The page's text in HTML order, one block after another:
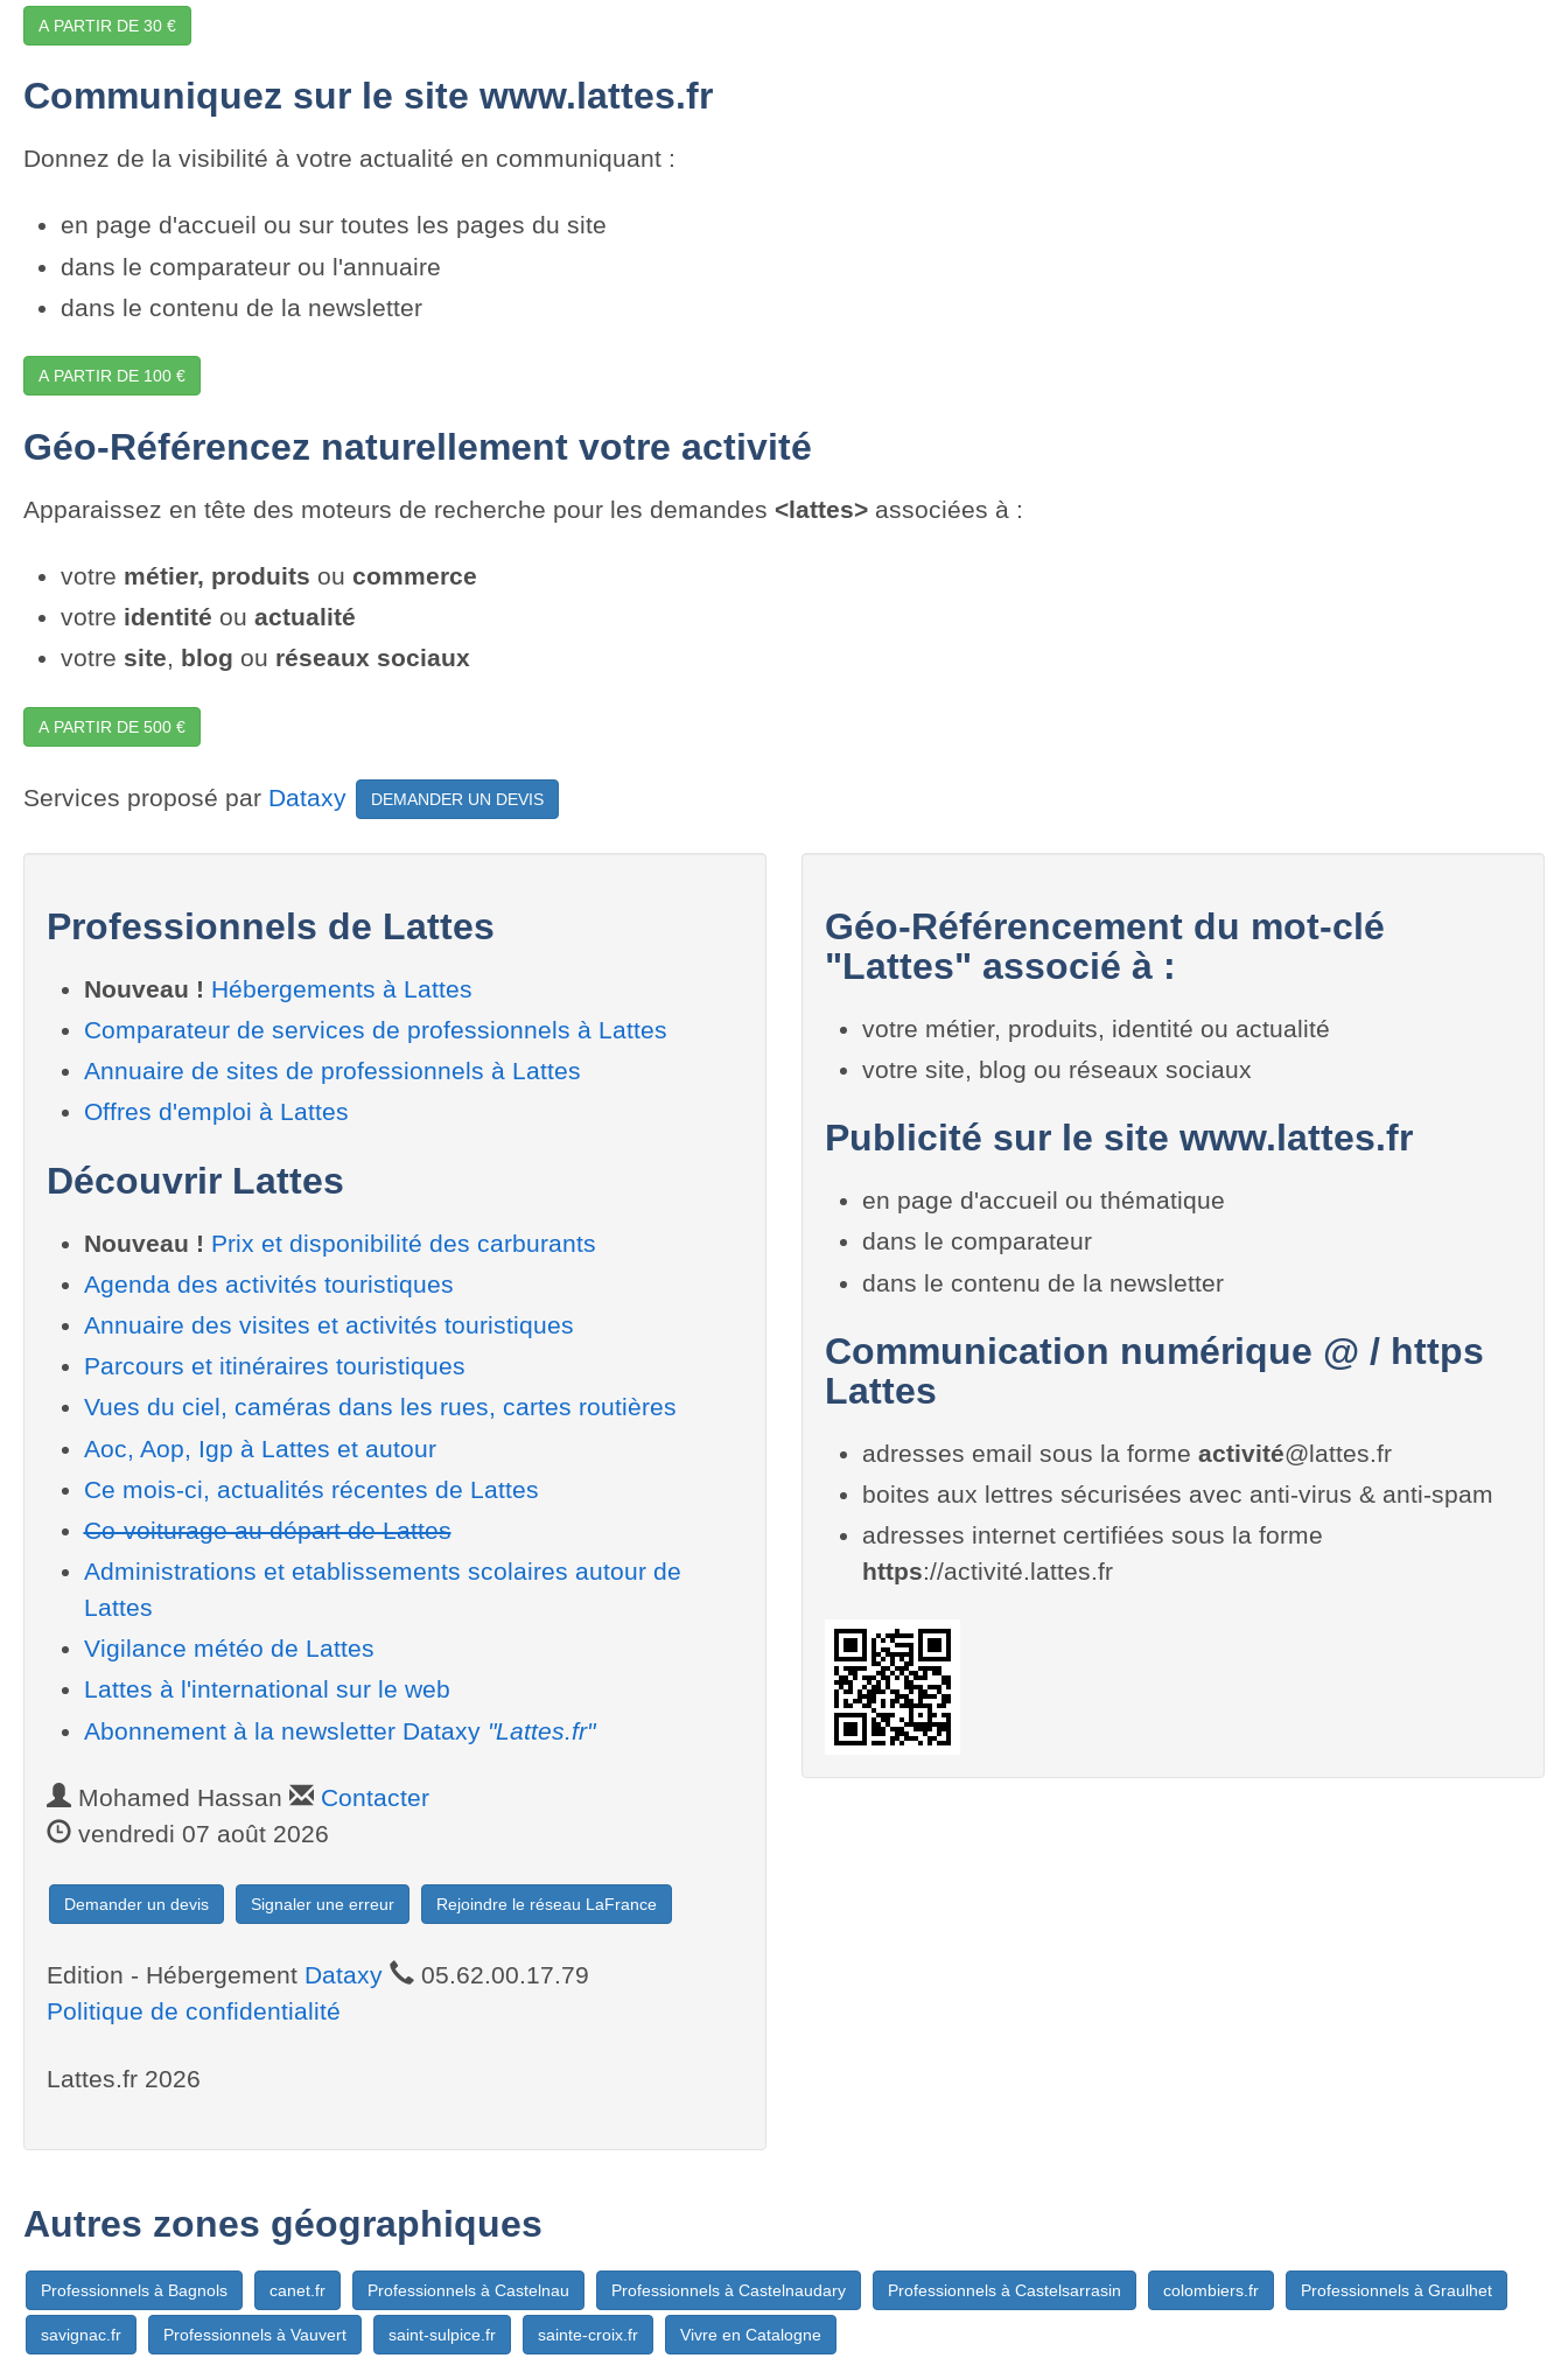
A PARTIR DE 30 €
Communiquez sur le site www.lattes.fr
Donnez de la visibilité à votre actualité en communiquant :
en page d'accueil ou sur toutes les pages du site
dans le comparateur ou l'annuaire
dans le contenu de la newsletter
A PARTIR DE 100 €
Géo-Référencez naturellement votre activité
Apparaissez en tête des moteurs de recherche pour les demandes <lattes> associées à :
votre métier, produits ou commerce
votre identité ou actualité
votre site, blog ou réseaux sociaux
A PARTIR DE 500 €
Services proposé par Dataxy DEMANDER UN DEVIS
Professionnels de Lattes
Nouveau ! Hébergements à Lattes
Comparateur de services de professionnels à Lattes
Annuaire de sites de professionnels à Lattes
Offres d'emploi à Lattes
Découvrir Lattes
Nouveau ! Prix et disponibilité des carburants
Agenda des activités touristiques
Annuaire des visites et activités touristiques
Parcours et itinéraires touristiques
Vues du ciel, caméras dans les rues, cartes routières
Aoc, Aop, Igp à Lattes et autour
Ce mois-ci, actualités récentes de Lattes
Co-voiturage au départ de Lattes
Administrations et etablissements scolaires autour de
Lattes
Vigilance météo de Lattes
Lattes à l'international sur le web
Abonnement à la newsletter Dataxy "Lattes.fr"
Mohamed Hassan
Contacter
vendredi 07 août 2026
Demander un devis Signaler une erreur Rejoindre le réseau LaFrance
Edition - Hébergement Dataxy
05.62.00.17.79
Politique de confidentialité
Lattes.fr 2026
Géo-Référencement du mot-clé
"Lattes" associé à :
votre métier, produits, identité ou actualité
votre site, blog ou réseaux sociaux
Publicité sur le site www.lattes.fr
en page d'accueil ou thématique
dans le comparateur
dans le contenu de la newsletter
Communication numérique @ / https
Lattes
adresses email sous la forme activité@lattes.fr
boites aux lettres sécurisées avec anti-virus & anti-spam
adresses internet certifiées sous la forme
https://activité.lattes.fr
Autres zones géographiques
Professionnels à Bagnols canet.fr Professionnels à Castelnau Professionnels à Castelnaudary Professionnels à Castelsarrasin colombiers.fr Professionnels à Graulhet
savignac.fr Professionnels à Vauvert saint-sulpice.fr sainte-croix.fr Vivre en Catalogne